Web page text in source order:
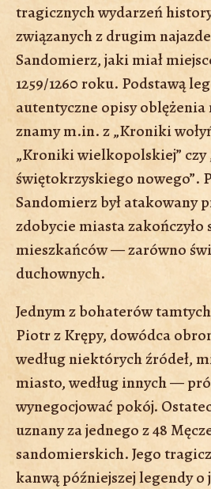
tragicznych wydarzeń
związanych z drugim
Sandomierz, jaki miał
1259/1260 roku. Podstawą
autentyczne opisy
znamy m.in. z „Kroniki
„Kroniki wielkopolskiej” czy
świętokrzyskiego nowego”.
Sandomierz był atakowany
zdobycie miasta zakończyło
mieszkańców — zarówno
duchownych.
Jednym z bohaterów
Piotr z Krępy, dowódca
według niektórych źródeł,
miasto, według innych —
wynegocjować pokój.
uznany za jednego z 48
sandomierskich. Jego
kanwą późniejszej legendy